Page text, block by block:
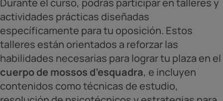
actividades prácticas diseñadas
específicamente para tu oposición. Estos
talleres están orientados a reforzar las
habilidades necesarias para lograr tu plaza en el
cuerpo de mossos d’esquadra, e incluyen
contenidos como técnicas de estudio,